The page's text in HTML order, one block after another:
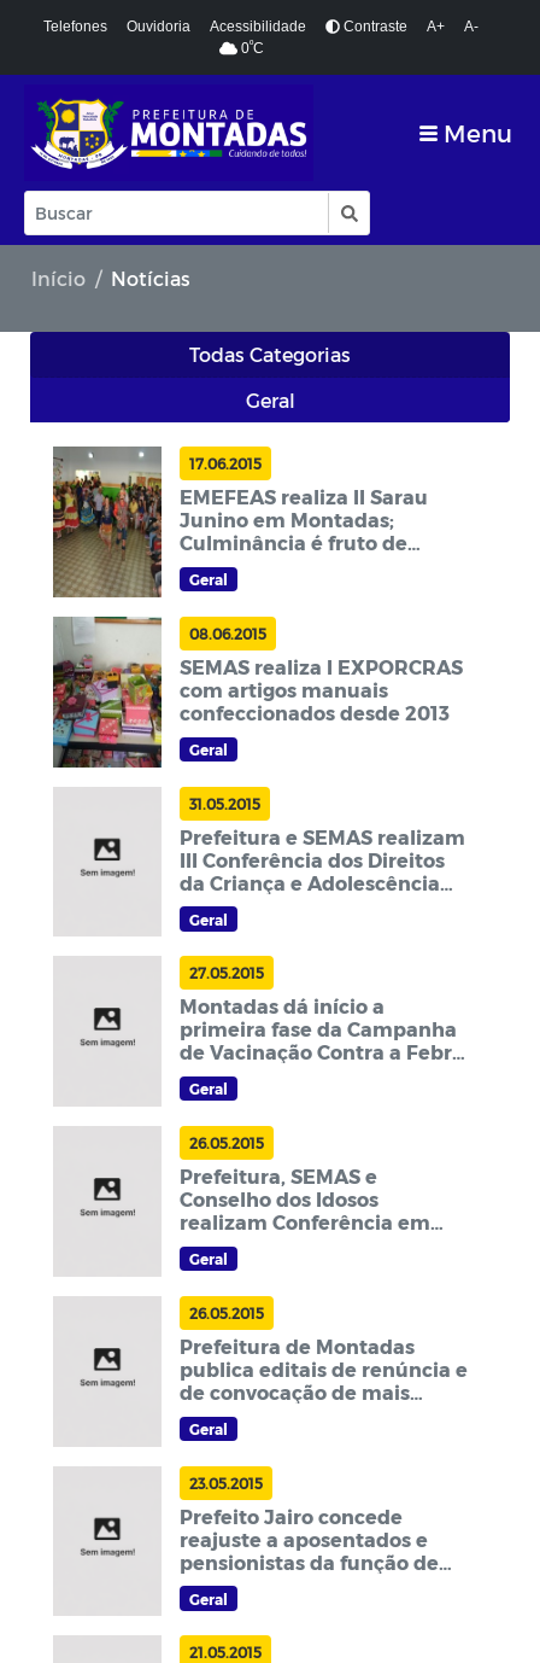
Telefones Ouvidoria Acessibilidade Contraste A+
A-
0ºC
Menu
Início Notícias
Todas Categorias
Geral
17.06.2015
EMEFEAS realiza II Sarau
Junino em Montadas;
Culminância é fruto de
atividades pedagógicas
voltadas à cultura do NE
Geral
08.06.2015
SEMAS realiza I EXPORCRAS
com artigos manuais
confeccionados desde 2013
Geral
31.05.2015
Prefeitura e SEMAS realizam
III Conferência dos Direitos
da Criança e Adolescência
em Montadas
Geral
27.05.2015
Montadas dá início a
primeira fase da Campanha
de Vacinação Contra a Febre
Aftosa de 2015
Geral
26.05.2015
Prefeitura, SEMAS e
Conselho dos Idosos
realizam Conferência em
Montadas
Geral
26.05.2015
Prefeitura de Montadas
publica editais de renúncia e
de convocação de mais
aprovados no concurso
Geral
23.05.2015
Prefeito Jairo concede
reajuste a aposentados e
pensionistas da função de
professor; Os salários vão se
igualar aos ativos de nível
médio A1
Geral
21.05.2015